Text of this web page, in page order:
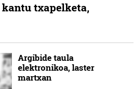
txapelketa,
Argibide taula
elektronikoa, laster
martxan